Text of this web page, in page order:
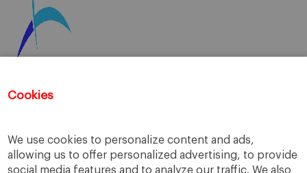
Cookies
We use cookies to personalize content and ads,
allowing us to offer personalized advertising, to provide
social media features and to analyze our traffic. We also
han finalizado.